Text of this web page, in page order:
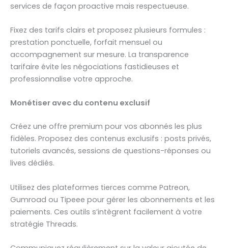
services de façon proactive mais respectueuse.
Fixez des tarifs clairs et proposez plusieurs formules :
prestation ponctuelle, forfait mensuel ou
accompagnement sur mesure. La transparence
tarifaire évite les négociations fastidieuses et
professionnalise votre approche.
Monétiser avec du contenu exclusif
Créez une offre premium pour vos abonnés les plus
fidèles. Proposez des contenus exclusifs : posts privés,
tutoriels avancés, sessions de questions-réponses ou
lives dédiés.
Utilisez des plateformes tierces comme Patreon,
Gumroad ou Tipeee pour gérer les abonnements et les
paiements. Ces outils s’intègrent facilement à votre
stratégie Threads.